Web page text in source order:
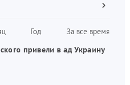
Год За все время
Следующая
привели в ад Украину